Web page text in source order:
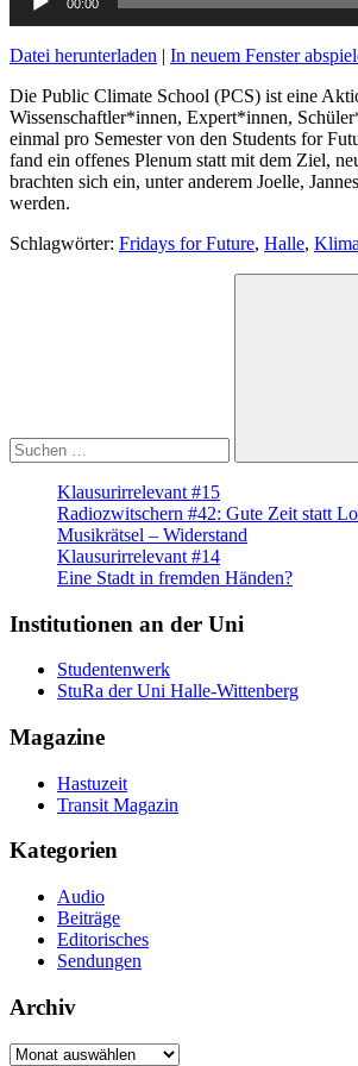
Player
00:00
Datei herunterladen | In neuem Fenster
Die Public Climate School (PCS) ist eine
Wissenschaftler*innen, Expert*innen,
einmal pro Semester von den Students for
fand ein offenes Plenum statt mit dem Ziel,
brachten sich ein, unter anderem Joelle,
werden.
Schlagwörter: Fridays for Future, Halle, Klima
Klausurirrelevant #15
Radiozwitschern #42: Gute Zeit statt
Musikrätsel – Widerstand
Klausurirrelevant #14
Eine Stadt in fremden Händen?
Institutionen an der Uni
Studentenwerk
StuRa der Uni Halle-Wittenberg
Magazine
Hastuzeit
Transit Magazin
Kategorien
Audio
Beiträge
Editorisches
Sendungen
Archiv
Archiv